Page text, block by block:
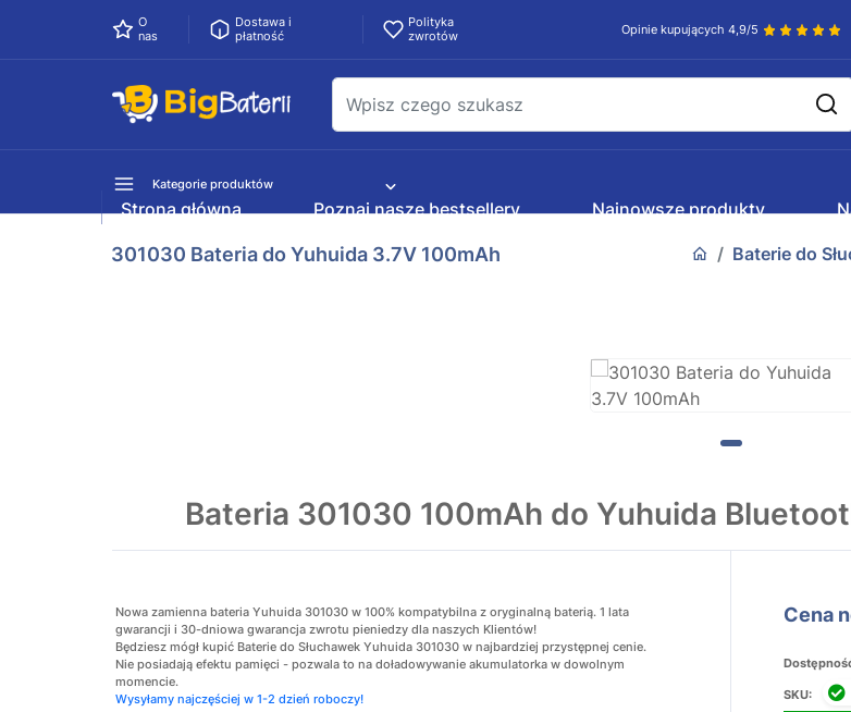
O
nas
Dostawa i
płatność
Polityka
zwrotów
Opinie kupujących 4,9/5
Kategorie produktów
Strona główna Poznaj nasze bestsellery Najnowsze produkty
301030 Bateria do Yuhuida 3.7V 100mAh Baterie do
Bateria 301030 100mAh do Yuhuida
Nowa zamienna bateria Yuhuida 301030 w 100% kompatybilna z oryginalną baterią. 1 lata
gwarancji i 30-dniowa gwarancja zwrotu pieniedzy dla naszych Klientów!
Będziesz mógł kupić Baterie do Słuchawek Yuhuida 301030 w najbardziej przystępnej cenie.
Nie posiadają efektu pamięci - pozwala to na doładowywanie akumulatorka w dowolnym
momencie.
Wysyłamy najczęściej w 1-2 dzień roboczy!
Cena
SKU: